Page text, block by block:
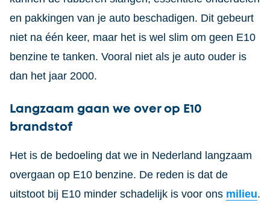
en pakkingen van je auto beschadigen. Dit gebeurt
niet na één keer, maar het is wel slim om geen E10
benzine te tanken. Vooral niet als je auto ouder is
dan het jaar 2000.
Langzaam gaan we over op E10
brandstof
Het is de bedoeling dat we in Nederland langzaam
overgaan op E10 benzine. De reden is dat de
uitstoot bij E10 minder schadelijk is voor ons milieu.